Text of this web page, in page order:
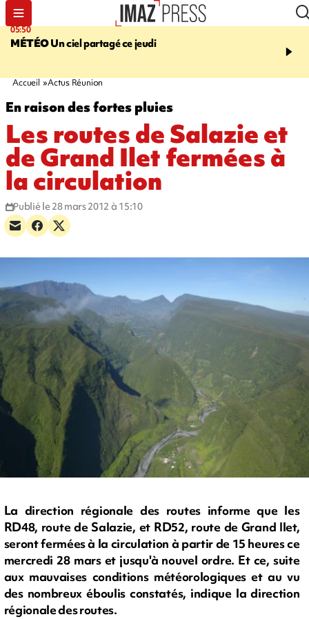
05:50
MÉTÉOUn ciel partagé ce jeudi
08:13
La
Accueil Actus Réunion
En raison des fortes pluies
Les routes de Salazie et
de Grand Ilet fermées à
la circulation
Publié le 28 mars 2012 à 15:10
La direction régionale des routes informe que les
RD48, route de Salazie, et RD52, route de Grand Ilet,
seront fermées à la circulation à partir de 15 heures ce
mercredi 28 mars et jusqu'à nouvel ordre. Et ce, suite
aux mauvaises conditions météorologiques et au vu
des nombreux éboulis constatés, indique la direction
régionale des routes.